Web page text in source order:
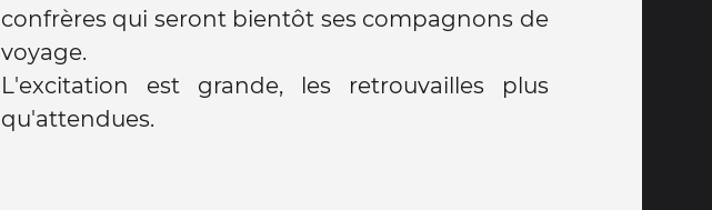
confrères qui seront bientôt ses compagnons de
voyage.
L'excitation est grande, les retrouvailles plus
qu'attendues.